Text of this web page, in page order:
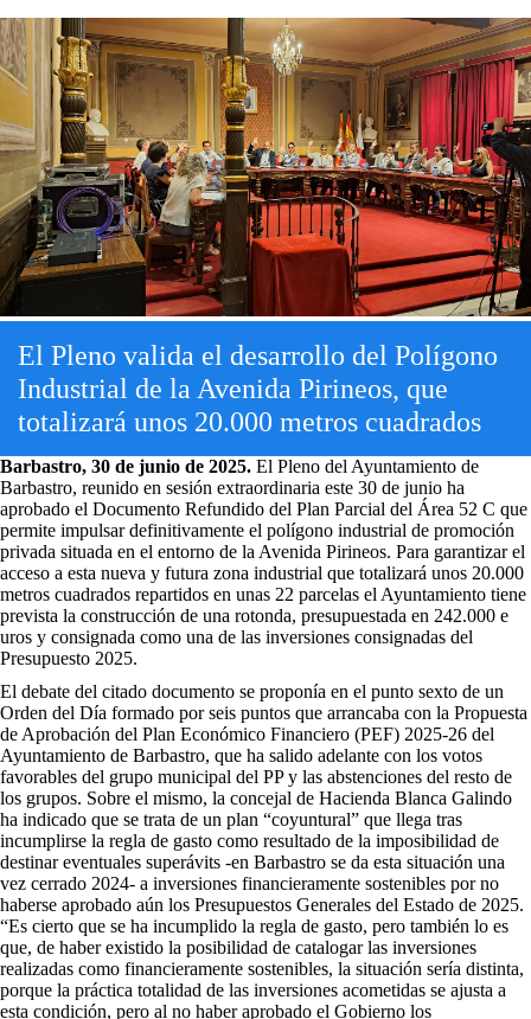
El Pleno valida el desarrollo del Polígono
Industrial de la Avenida Pirineos, que
totalizará unos 20.000 metros cuadrados
Barbastro, 30 de junio de 2025. El Pleno del Ayuntamiento de
Barbastro, reunido en sesión extraordinaria este 30 de junio ha
aprobado el Documento Refundido del Plan Parcial del Área 52 C que
permite impulsar definitivamente el polígono industrial de promoción
privada situada en el entorno de la Avenida Pirineos. Para garantizar el
acceso a esta nueva y futura zona industrial que totalizará unos 20.000
metros cuadrados repartidos en unas 22 parcelas el Ayuntamiento tiene
prevista la construcción de una rotonda, presupuestada en 242.000 e
uros y consignada como una de las inversiones consignadas del
Presupuesto 2025.
El debate del citado documento se proponía en el punto sexto de un
Orden del Día formado por seis puntos que arrancaba con la Propuesta
de Aprobación del Plan Económico Financiero (PEF) 2025-26 del
Ayuntamiento de Barbastro, que ha salido adelante con los votos
favorables del grupo municipal del PP y las abstenciones del resto de
los grupos. Sobre el mismo, la concejal de Hacienda Blanca Galindo
ha indicado que se trata de un plan “coyuntural” que llega tras
incumplirse la regla de gasto como resultado de la imposibilidad de
destinar eventuales superávits -en Barbastro se da esta situación una
vez cerrado 2024- a inversiones financieramente sostenibles por no
haberse aprobado aún los Presupuestos Generales del Estado de 2025.
“Es cierto que se ha incumplido la regla de gasto, pero también lo es
que, de haber existido la posibilidad de catalogar las inversiones
realizadas como financieramente sostenibles, la situación sería distinta,
porque la práctica totalidad de las inversiones acometidas se ajusta a
esta condición, pero al no haber aprobado el Gobierno los